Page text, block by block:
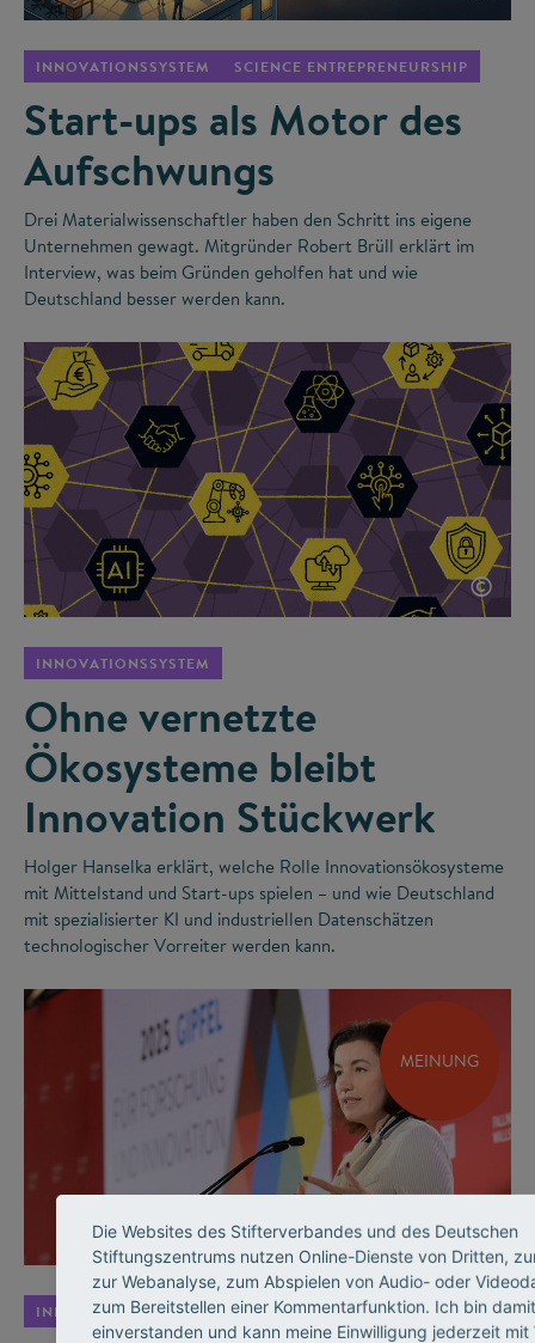
INNOVATIONSSYSTEM SCIENCE ENTREPRENEURSHIP
Start-ups als Motor des
Aufschwungs
Drei Materialwissenschaftler haben den Schritt ins eigene
Unternehmen gewagt. Mitgründer Robert Brüll erklärt im
Interview, was beim Gründen geholfen hat und wie
Deutschland besser werden kann.
©
INNOVATIONSSYSTEM
Ohne vernetzte
Ökosysteme bleibt
Innovation Stückwerk
Holger Hanselka erklärt, welche Rolle Innovationsökosysteme
mit Mittelstand und Start-ups spielen – und wie Deutschland
mit spezialisierter KI und industriellen Datenschätzen
technologischer Vorreiter werden kann.
MEINUNG
©
INNOVATIONSSYSTEM
Die Websites des Stifterverbandes und des Deutschen
Stiftungszentrums nutzen Online-Dienste von Dritten,
zur Webanalyse, zum Abspielen von Audio- oder
zum Bereitstellen einer Kommentarfunktion. Ich bin damit
einverstanden und kann meine Einwilligung jederzeit mit